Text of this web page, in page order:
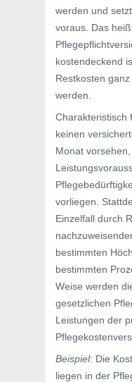
werden und
voraus. Das
kostendeckend
Restkosten
werden.
Charakteristisch
keinen
Monat
vorliegen.
Einzelfall durch
bestimmten
bestimmten
Weise werden
gesetzlichen
Leistungen der
Beispiel: Die
liegen in der